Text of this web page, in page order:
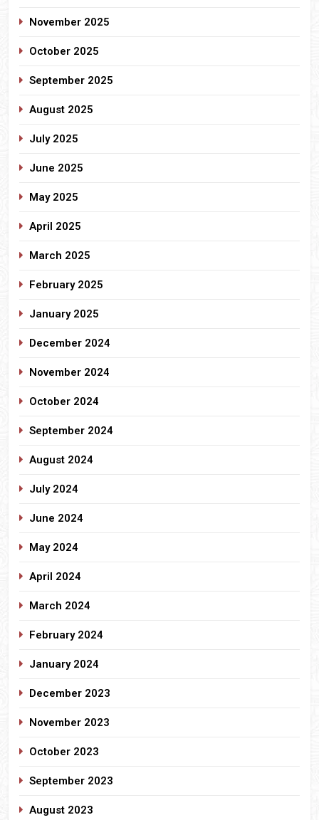
November 2025
October 2025
September 2025
August 2025
July 2025
June 2025
May 2025
April 2025
March 2025
February 2025
January 2025
December 2024
November 2024
October 2024
September 2024
August 2024
July 2024
June 2024
May 2024
April 2024
March 2024
February 2024
January 2024
December 2023
November 2023
October 2023
September 2023
August 2023